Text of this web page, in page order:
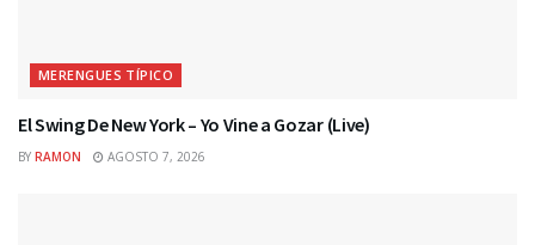
MERENGUES TÍPICO
El Swing De New York – Yo Vine a Gozar (Live)
BY RAMON AGOSTO 7, 2026